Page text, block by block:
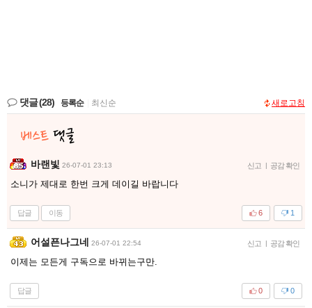
댓글(28) 등록순 최신순 새로고침
바랜빛 26-07-01 23:13 신고 | 공감 확인
소니가 제대로 한번 크게 데이길 바랍니다
답글 이동 1
6
어설픈나그네 26-07-01 22:54 신고 | 공감 확인
이제는 모든게 구독으로 바뀌는구만.
답글 0
0